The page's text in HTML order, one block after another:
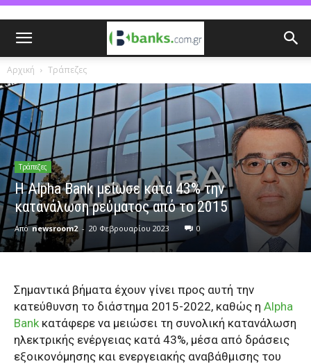
Αρχική Τράπεζες
Τράπεζες
Η Alpha Bank μείωσε κατά 43% την
κατανάλωση ρεύματος από το 2015
Από newsroom2 - 20 Φεβρουαρίου 2023 0
Σημαντικά βήματα έχουν γίνει προς αυτή την
κατεύθυνση το διάστημα 2015-2022, καθώς η Alpha
Bank κατάφερε να μειώσει τη συνολική κατανάλωση
ηλεκτρικής ενέργειας κατά 43%, μέσα από δράσεις
εξοικονόμησης και ενεργειακής αναβάθμισης του